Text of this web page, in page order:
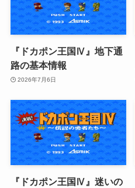
『ドカポン王国Ⅳ』地下通
路の基本情報
2026年7月6日
『ドカポン王国Ⅳ』迷いの